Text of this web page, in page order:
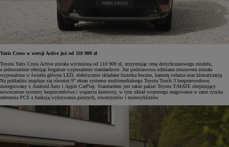
Yaris Cross w wersji Active już od 110 900 zł
Toyota Yaris Cross Active została wyceniona od 110 900 zł, utrzymując cenę dotychczasowego modelu,
a jednocześnie oferując bogatsze wyposażenie standardowe. Już podstawowa odmiana crossovera została
wyposażona w światła główne LED, elektrycznie składane lusterka boczne, kamerę cofania oraz klimatyzację.
Na pokładzie znajduje się również 9" ekran systemu multimedialnego Toyota Touch 3 bezprzewodowo
zintegrowany z Android Auto i Apple CarPlay. Standardem jest także pakiet Toyota T-MATE obejmujący
nowoczesne systemy bezpieczeństwa i wsparcia kierowcy, w tym układ wczesnego reagowania w razie ryzyka
zderzenia PCS z funkcją wykrywania pieszych, rowerzystów i motocyklistów.